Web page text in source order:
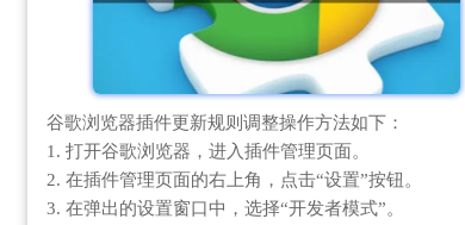
谷歌浏览器插件更新规则调整操作方法如下：
1. 打开谷歌浏览器，进入插件管理页面。
2. 在插件管理页面的右上角，点击“设置”按钮。
3. 在弹出的设置窗口中，选择“开发者模式”。